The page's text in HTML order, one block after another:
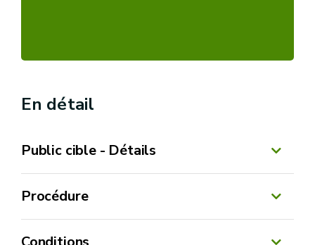
En détail
Public cible - Détails
Procédure